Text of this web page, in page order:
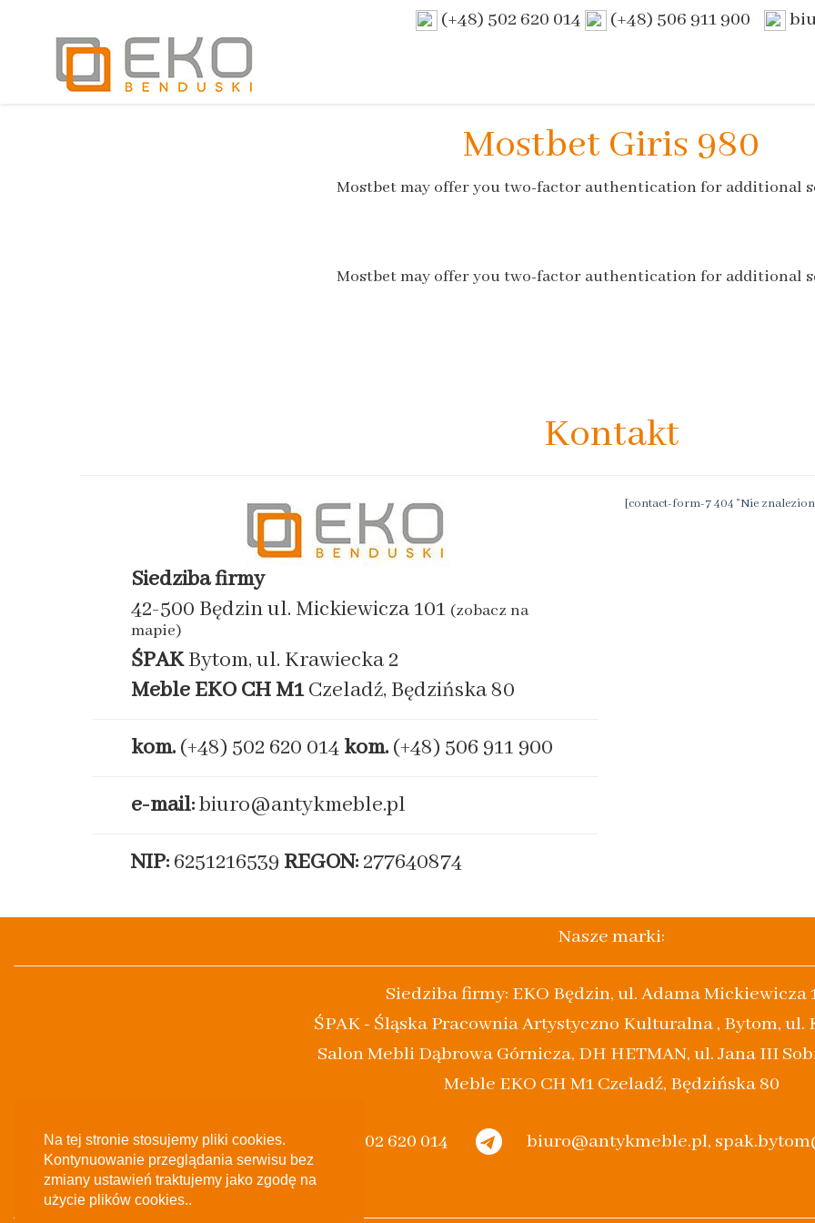
Na tej stronie stosujemy pliki cookies.
Kontynuowanie przeglądania serwisu bez
zmiany ustawień traktujemy jako zgodę na
użycie plików cookies..
(+48) 502 620 014 (+48) 506 911 900
Mostbet Giris 980
Mostbet may offer you two-factor authentication for additional
Mostbet may offer you two-factor authentication for additional
Kontakt
Siedziba firmy
42-500 Będzin ul. Mickiewicza 101 (zobacz na
mapie)
ŚPAKBytom, ul. Krawiecka 2
Meble EKO CH M1Czeladź, Będzińska 80
kom. (+48) 502 620 014 kom. (+48) 506 911 900
e-mail:biuro@antykmeble.pl
NIP: 6251216539 REGON: 277640874
[contact-form-7 404 "Nie
Nasze marki:
Siedziba firmy: EKO Będzin, ul. Adama Mickiewicza
ŚPAK - Śląska Pracownia Artystyczno Kulturalna , Bytom, ul.
Salon Mebli Dąbrowa Górnicza, DH HETMAN, ul. Jana III
Meble EKO CH M1 Czeladź, Będzińska 80
(+48) 502 620 014 biuro@antykmeble.pl,